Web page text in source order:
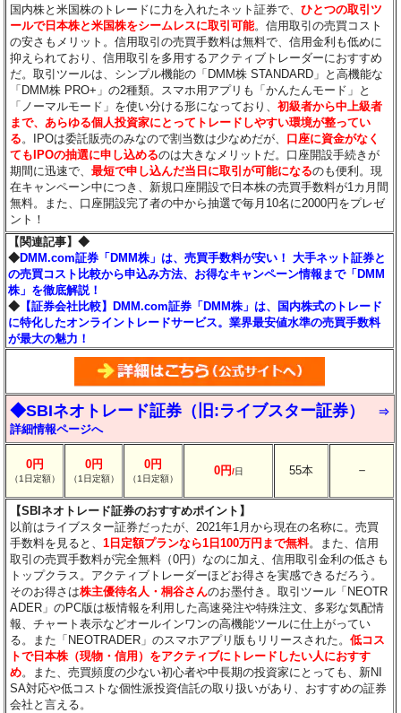
国内株と米国株のトレードに力を入れたネット証券で、ひとつの取引ツ
ールで日本株と米国株をシームレスに取引可能。信用取引の売買コスト
の安さもメリット。信用取引の売買手数料は無料で、信用金利も低めに
抑えられており、信用取引を多用するアクティブトレーダーにおすすめ
だ。取引ツールは、シンプル機能の「DMM株 STANDARD」と高機能な
「DMM株 PRO+」の2種類。スマホ用アプリも「かんたんモード」と
「ノーマルモード」を使い分ける形になっており、初級者から中上級者
まで、あらゆる個人投資家にとってトレードしやすい環境が整ってい
る。IPOは委託販売のみなので割当数は少なめだが、 口座に資金がなく
てもIPOの抽選に申し込めるのは大きなメリットだ。口座開設手続きが
期間に迅速で、最短で申し込んだ当日に取引が可能になるのも便利。現
在キャンペーン中につき、新規口座開設で日本株の売買手数料が1カ月間
無料。また、口座開設完了者の中から抽選で毎月10名に2000円をプレゼ
ント！
【関連記事】◆
◆DMM.com証券「DMM株」は、売買手数料が安い！ 大手ネット証券と
の売買コスト比較から申込み方法、お得なキャンペーン情報まで「DMM
株」を徹底解説！
◆ 【証券会社比較】DMM.com証券「DMM株」は、国内株式のトレード
に特化したオンライントレードサービス。業界最安値水準の売買手数料
が最大の魅力！
◆SBIネオトレード証券（旧:ライブスター証券）
⇒
詳細情報ページへ
0円
（1日定額）
0円
（1日定額）
0円
（1日定額）
0円/日 55本 －
【SBIネオトレード証券のおすすめポイント】
以前はライブスター証券だったが、2021年1月から現在の名称に。売買
手数料を見ると、1日定額プランなら1日100万円まで無料。また、信用
取引の売買手数料が完全無料（0円）なのに加え、信用取引金利の低さも
トップクラス。アクティブトレーダーほどお得さを実感できるだろう。
そのお得さは株主優待名人・桐谷さんのお墨付き。取引ツール「NEOTR
ADER」のPC版は板情報を利用した高速発注や特殊注文、多彩な気配情
報、チャート表示などオールインワンの高機能ツールに仕上がってい
る。また「NEOTRADER」のスマホアプリ版もリリースされた。低コス
トで日本株（現物・信用）をアクティブにトレードしたい人におすす
め。また、売買頻度の少ない初心者や中長期の投資家にとっても、新NI
SA対応や低コストな個性派投資信託の取り扱いがあり、おすすめの証券
会社と言える。